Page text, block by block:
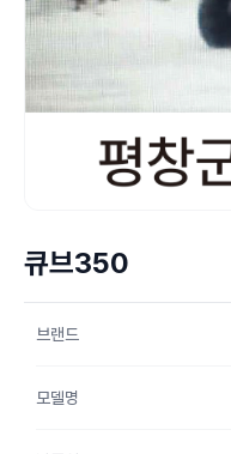
큐브350
브랜드
모델명